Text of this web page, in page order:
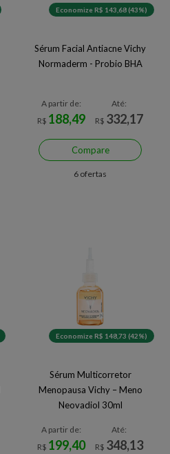
Economize R$ 143,68 (43%)
Sérum Facial Antiacne Vichy
Normaderm - Probio BHA
A partir de:
R$ 188,49
Até:
R$ 332,17
Compare
6 ofertas
Economize R$ 148,73 (42%)
Sérum Multicorretor
Menopausa Vichy – Meno
Neovadiol 30ml
A partir de:
R$ 199,40
Até:
R$ 348,13